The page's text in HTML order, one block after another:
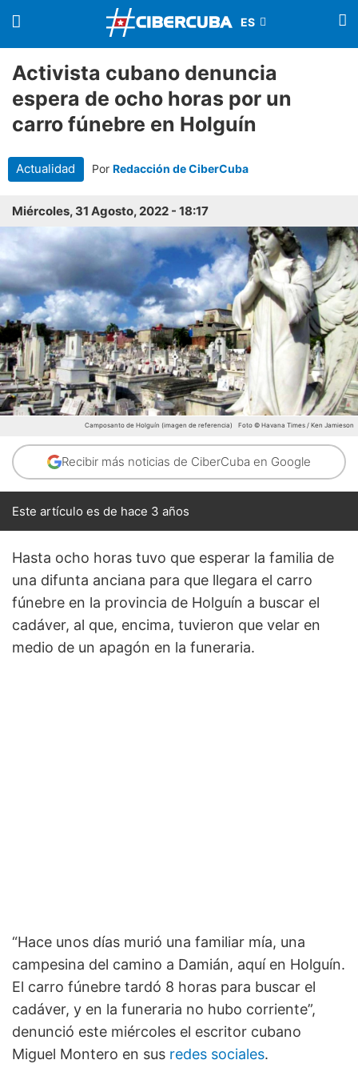
Activista cubano denuncia
espera de ocho horas por un
carro fúnebre en Holguín
Actualidad Por Redacción de CiberCuba
Miércoles, 31 Agosto, 2022 - 18:17
Camposanto de Holguín (imagen de referencia) Foto © Havana Times / Ken Jamieson
Recibir más noticias de CiberCuba en Google
Este artículo es de hace 3 años
Hasta ocho horas tuvo que esperar la familia de
una difunta anciana para que llegara el carro
fúnebre en la provincia de Holguín a buscar el
cadáver, al que, encima, tuvieron que velar en
medio de un apagón en la funeraria.
“Hace unos días murió una familiar mía, una
campesina del camino a Damián, aquí en Holguín.
El carro fúnebre tardó 8 horas para buscar el
cadáver, y en la funeraria no hubo corriente”,
denunció este miércoles el escritor cubano
Miguel Montero en sus redes sociales.